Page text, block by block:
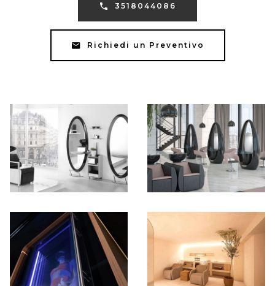
3518044086
Richiedi un Preventivo